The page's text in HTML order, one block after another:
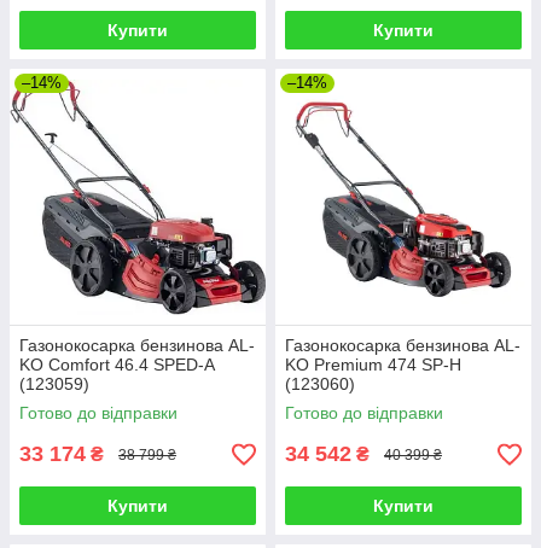
Купити Купити
–14%
Газонокосарка бензинова AL-
KO Comfort 46.4 SPED-A
(123059)
Готово до відправки
33 174 ₴ 38 799 ₴
Купити
–14%
Газонокосарка бензинова AL-
KO Premium 474 SP-H
(123060)
Готово до відправки
34 542 ₴ 40 399 ₴
Купити